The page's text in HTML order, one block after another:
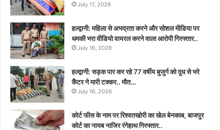
July 17, 2026
हल्द्वानी: महिला से अभद्रता करने और सोशल मीडिया पर
धमकी भरा वीडियो वायरल करने वाला आरोपी गिरफ्तार..
July 16, 2026
हल्द्वानी: सड़क पार कर रहे 77 वर्षीय बुजुर्ग को दूध से भरे
कैंटर ने मारी टक्कर.. मौत…
July 16, 2026
कोर्ट फीस के नाम पर रिश्वतखोरी का खेल बेनकाब, बाजपुर
कोर्ट का नायब नाजिर रंगेहाथ गिरफ्तार..